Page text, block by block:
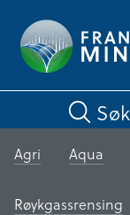
hovedinnhold
Søk
Agri Aqua
Røykgassrensing